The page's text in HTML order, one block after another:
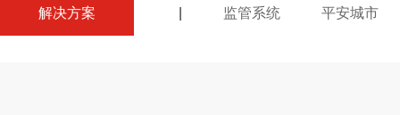
解决方案 监管系统 平安城市